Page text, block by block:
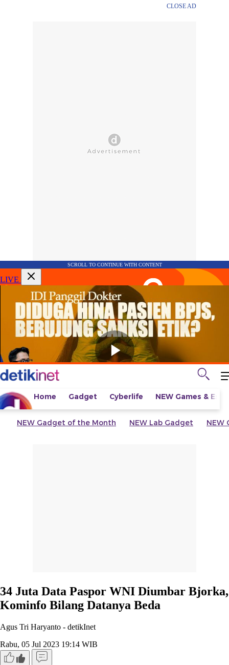
CLOSE AD
SCROLL TO CONTINUE WITH CONTENT
LIVE
Home Gadget Cyberlife NEW Games &
NEW Gadget of the Month NEW Lab Gadget NEW
34 Juta Data Paspor WNI Diumbar Bjorka,
Kominfo Bilang Datanya Beda
Agus Tri Haryanto - detikInet
Rabu, 05 Jul 2023 19:14 WIB